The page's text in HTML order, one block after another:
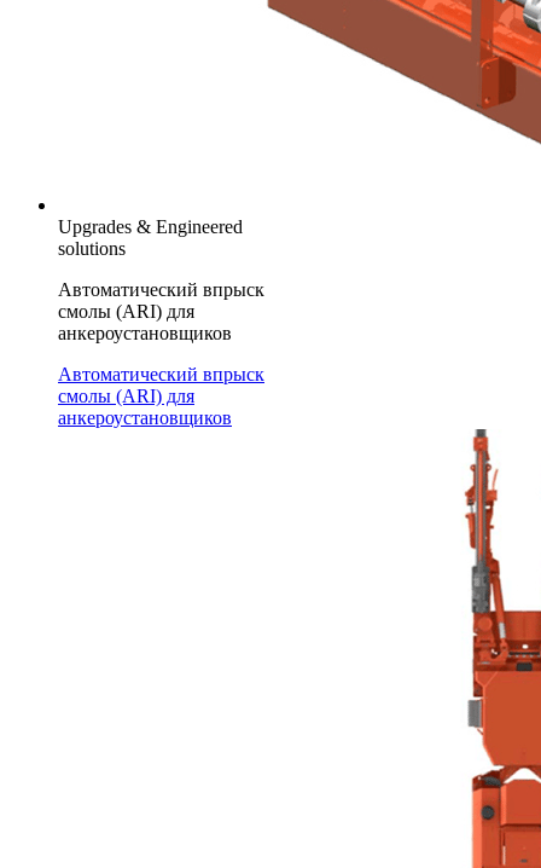
Upgrades & Engineered
solutions
Автоматический впрыск
смолы (ARI) для
анкероустановщиков
Автоматический впрыск
смолы (ARI) для
анкероустановщиков